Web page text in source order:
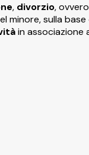
, divorzio,
minore, sulla
in associazione